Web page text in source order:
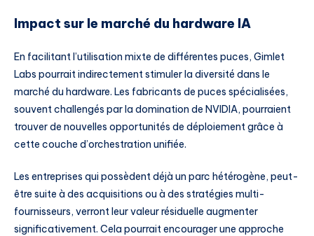
Impact sur le marché du hardware IA
En facilitant l’utilisation mixte de différentes puces, Gimlet
Labs pourrait indirectement stimuler la diversité dans le
marché du hardware. Les fabricants de puces spécialisées,
souvent challengés par la domination de NVIDIA, pourraient
trouver de nouvelles opportunités de déploiement grâce à
cette couche d’orchestration unifiée.
Les entreprises qui possèdent déjà un parc hétérogène, peut-
être suite à des acquisitions ou à des stratégies multi-
fournisseurs, verront leur valeur résiduelle augmenter
significativement. Cela pourrait encourager une approche